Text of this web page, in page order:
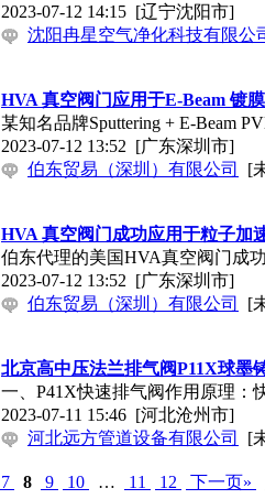
2023-07-12 14:15 [辽宁沈阳市]
沈阳冉星空气净化科技有限公
HVA 真空阀门 应用于E-Beam 镀
某知名品牌Sputtering + E-Beam
2023-07-12 13:52 [广东深圳市]
伯东贸易（深圳）有限公司
[
HVA 真空阀门 成功应用于粒子加
伯东代理的美国HVA真空阀门 成
2023-07-12 13:52 [广东深圳市]
伯东贸易（深圳）有限公司
[
北京高中压法兰排气阀P11X球墨
一、P41X快速排气阀作用原理：
2023-07-11 15:46 [河北沧州市]
河北远方管道设备有限公司
[
7 8 9 10 … 11 12 下一页»